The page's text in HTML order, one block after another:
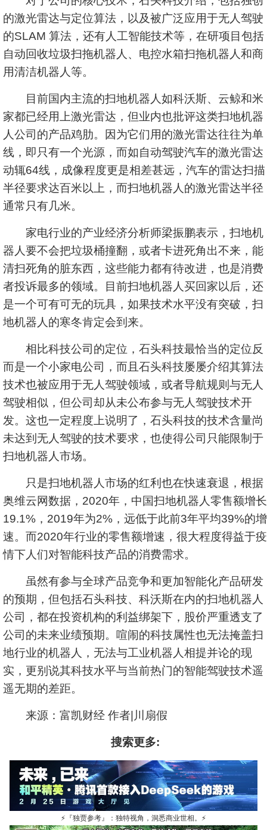
的激光雷达与定位算法，以及被广泛应用于无人驾驶
的SLAM 算法，还有人工智能技术等，在研项目包括
自动回收垃圾扫拖机器人、电控水箱扫拖机器人和商
用清洁机器人等。
目前国内主流的扫地机器人如科沃斯、云鲸和米
家都已经用上激光雷达，但业内也批评这类扫地机器
人公司的产品鸡肋。因为它们用的激光雷达往往为单
线，即只有一个光源，而如自动驾驶汽车的激光雷达
动辄64线，成像程度更是相差甚远，汽车的雷达扫描
半径要求达百米以上，而扫地机器人的激光雷达半径
通常只有几米。
家电行业的产业经济分析师梁振鹏表示，扫地机
器人要不会把垃圾桶撞翻，或者卡进死角出不来，能
清扫死角的脏东西，这些能力都有待改进，也是消费
者投诉最多的领域。目前扫地机器人买回家以后，还
是一个可有可无的玩具，如果技术水平没有突破，扫
地机器人的寒冬肯定会到来。
相比科技公司的定位，石头科技最恰当的定位反
而是一个小家电公司，而且石头科技屡屡介绍其算法
技术也被应用于无人驾驶领域，或者导航规则与无人
驾驶相似，但公司却从未公布参与无人驾驶技术开
发。这也一定程度上说明了，石头科技的技术含量尚
未达到无人驾驶的技术要求，也使得公司只能限制于
扫地机器人市场。
只是扫地机器人市场的红利也在快速衰退，根据
奥维云网数据，2020年，中国扫地机器人零售额增长
19.1%，2019年为2%，远低于此前3年平均39%的增
速。而2020年行业的零售额增速，很大程度得益于疫
情下人们对智能科技产品的消费需求。
虽然有参与全球产品竞争和更加智能化产品研发
的预期，但包括石头科技、科沃斯在内的扫地机器人
公司，都在投资机构的利益绑架下，股价严重透支了
公司的未来业绩预期。喧闹的科技属性也无法掩盖扫
地行业的机器人，无法与工业机器人相提并论的现
实，更别说其科技水平与当前热门的智能驾驶技术遥
遥无期的差距。
来源：富凯财经 作者|川扇假
搜索更多:
⚡ 『独贾参考』：独特视角，洞悉商业世相。 ⚡